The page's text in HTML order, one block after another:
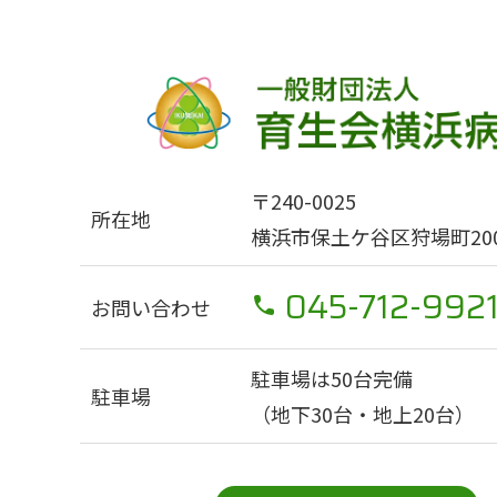
所在地
〒240-0025
横浜市保土ケ谷区狩場町
お問い合わせ 045-712-
駐車場
駐車場は50台完備
（地下30台・地上20台）